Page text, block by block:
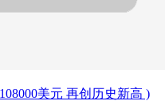
美元 再创历史新高 )